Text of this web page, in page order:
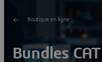
Boutique en ligne
Bundles